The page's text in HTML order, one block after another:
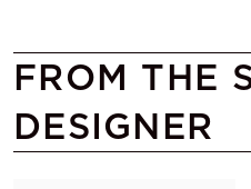
FROM THE
DESIGNER